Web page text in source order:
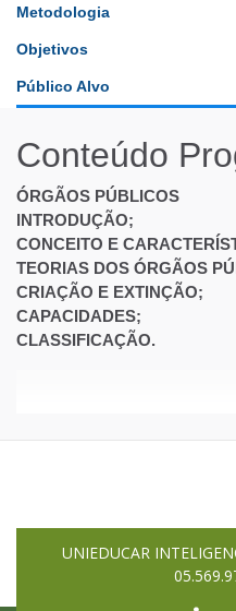
Metodologia
Objetivos
Público Alvo
Conteúdo
ÓRGÃOS PÚBLICOS
INTRODUÇÃO;
CONCEITO E
TEORIAS DOS ÓRGÃOS
CRIAÇÃO E EXTINÇÃO;
CAPACIDADES;
CLASSIFICAÇÃO.
UNIEDUCAR